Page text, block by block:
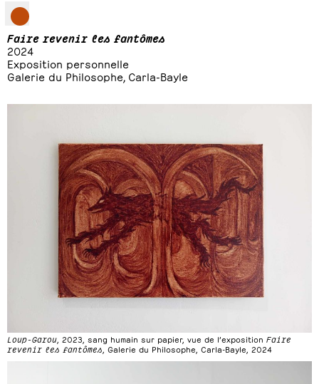
Faire revenir les fantômes
2024
Exposition personnelle
Galerie du Philosophe, Carla-Bayle
Loup-Garou, 2023, sang humain sur papier, vue de l’exposition Faire
revenir les fantômes, Galerie du Philosophe, Carla-Bayle, 2024